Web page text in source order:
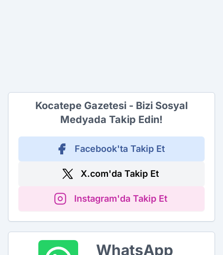
Kocatepe Gazetesi - Bizi Sosyal
Medyada Takip Edin!
Facebook'ta Takip Et
X.com'da Takip Et
Instagram'da Takip Et
WhatsApp